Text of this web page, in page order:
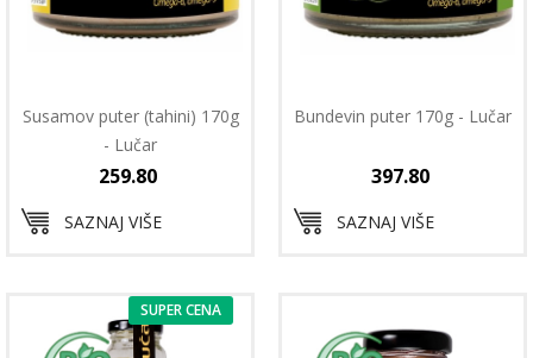
Susamov puter (tahini) 170g
- Lučar
259.80
SAZNAJ VIŠE
Bundevin puter 170g - Lučar
397.80
SAZNAJ VIŠE
SUPER CENA